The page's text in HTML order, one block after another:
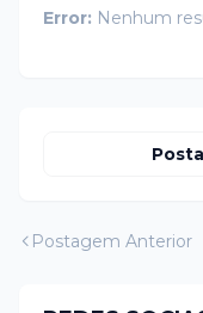
Error: Nenhum
Postagem Anterior